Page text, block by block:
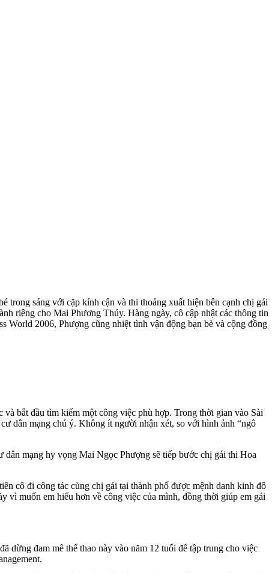
sáng với cặp kính cận và thi thoảng xuất hiện bên cạnh chị gái
riêng cho Mai Phương Thúy. Hàng ngày, cô cập nhật các thông tin
World 2006, Phượng cũng nhiệt tình vận động bạn bè và cộng đồng
bắt đầu tìm kiếm một công việc phù hợp. Trong thời gian vào Sài
dân mạng chú ý. Không ít người nhận xét, so với hình ảnh “ngô
mạng hy vọng Mai Ngọc Phượng sẽ tiếp bước chị gái thi Hoa
cô đi công tác cùng chị gái tại thành phố được mệnh danh kinh đô
vì muốn em hiểu hơn về công việc của mình, đồng thời giúp em gái
dừng đam mê thể thao này vào năm 12 tuổi để tập trung cho việc